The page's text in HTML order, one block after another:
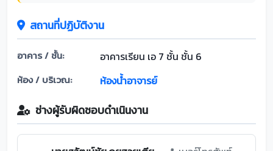
สถานที่ปฏิบัติงาน
อาคาร / ชั้น: อาคารเรียน เอ 7 ชั้น ชั้น 6
ห้อง / บริเวณ: ห้องน้ำอาจารย์
ช่างผู้รับผิดชอบดำเนินงาน